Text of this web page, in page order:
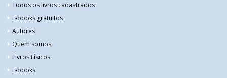
Todos os livros cadastrados
E-books gratuitos
Autores
Quem somos
Livros Físicos
E-books